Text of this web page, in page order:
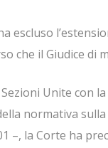
escluso
che il Giudice di
Unite con
normativa
–, la Corte ha